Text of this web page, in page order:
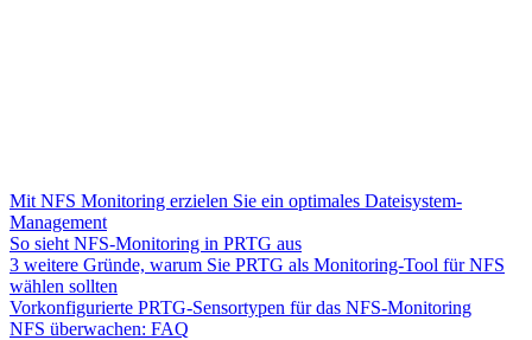
Mit NFS Monitoring erzielen Sie ein optimales Dateisystem-
Management
So sieht NFS-Monitoring in PRTG aus
3 weitere Gründe, warum Sie PRTG als Monitoring-Tool für NFS
wählen sollten
Vorkonfigurierte PRTG-Sensortypen für das NFS-Monitoring
NFS überwachen: FAQ